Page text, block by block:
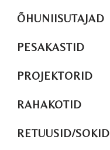
ÕHUNIISUTAJAD
PESAKASTID
PROJEKTORID
RAHAKOTID
RETUUSID/SOKID